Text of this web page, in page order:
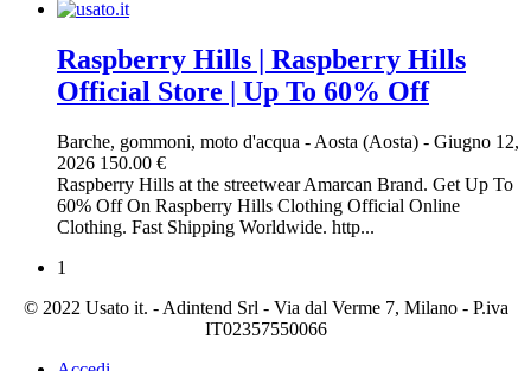
Raspberry Hills | Raspberry Hills
Official Store | Up To 60% Off
Barche, gommoni, moto d'acqua - Aosta (Aosta) - Giugno 12,
2026 150.00 €
Raspberry Hills at the streetwear Amarcan Brand. Get Up To
60% Off On Raspberry Hills Clothing Official Online
Clothing. Fast Shipping Worldwide. http...
1
© 2022 Usato it. - Adintend Srl - Via dal Verme 7, Milano - P.iva
IT02357550066